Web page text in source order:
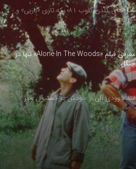
نامزدهای گلدن گلوب ۸۱؛ یکه تازی «باربی» و
«وراثت»
معرفی فیلم «Alone In The Woods» تنها در
جنگل
انتقاد وودی آلن از خودش در فستیوال ونیز